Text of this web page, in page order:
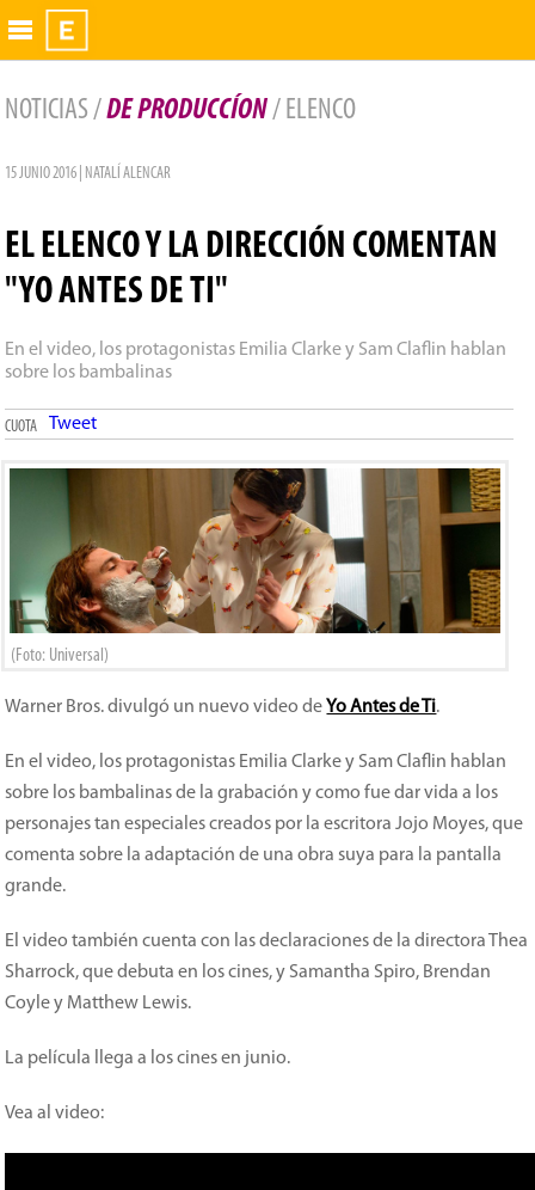
Exhibidor
NOTICIAS /DE PRODUCCÍON/ ELENCO
15 JUNIO 2016 | NATALÍ ALENCAR
EL ELENCO Y LA DIRECCIÓN COMENTAN
"YO ANTES DE TI"
En el video, los protagonistas Emilia Clarke y Sam Claflin hablan
sobre los bambalinas
CUOTA Tweet
(Foto: Universal)
Warner Bros. divulgó un nuevo video de Yo Antes de Ti.
En el video, los protagonistas Emilia Clarke y Sam Claflin hablan
sobre los bambalinas de la grabación y como fue dar vida a los
personajes tan especiales creados por la escritora Jojo Moyes, que
comenta sobre la adaptación de una obra suya para la pantalla
grande.
El video también cuenta con las declaraciones de la directora Thea
Sharrock, que debuta en los cines, y Samantha Spiro, Brendan
Coyle y Matthew Lewis.
La película llega a los cines en junio.
Vea al video: